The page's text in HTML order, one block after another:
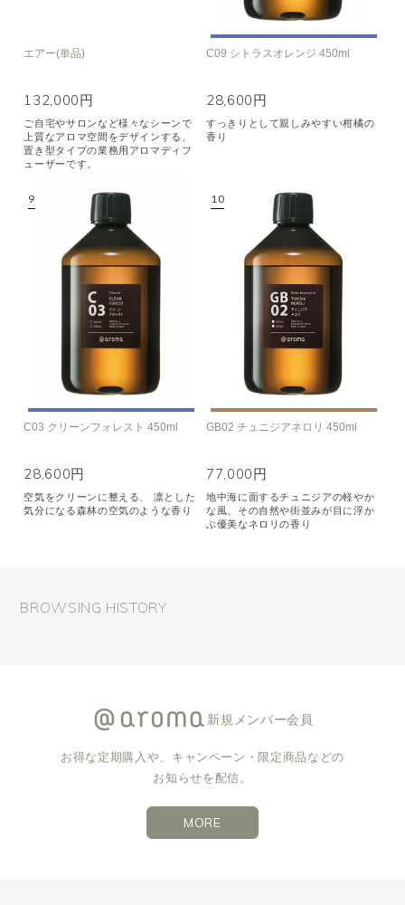
エアー(単品)
132,000円
ご自宅やサロンなど様々なシーンで
上質なアロマ空間をデザインする、
置き型タイプの業務用アロマディフ
ューザーです。
C09 シトラスオレンジ 450ml
28,600円
すっきりとして親しみやすい柑橘の
香り
C03 クリーンフォレスト 450ml
28,600円
空気をクリーンに整える、 凛とした
気分になる森林の空気のような香り
GB02 チュニジアネロリ 450ml
77,000円
地中海に面するチュニジアの軽やか
な風、その自然や街並みが目に浮か
ぶ優美なネロリの香り
BROWSING HISTORY
新規メンバー会員
お得な定期購入や、キャンペーン・限定商品などの
お知らせを配信。
MORE